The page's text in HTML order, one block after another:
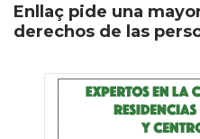
Enllaç pide una
derechos de las